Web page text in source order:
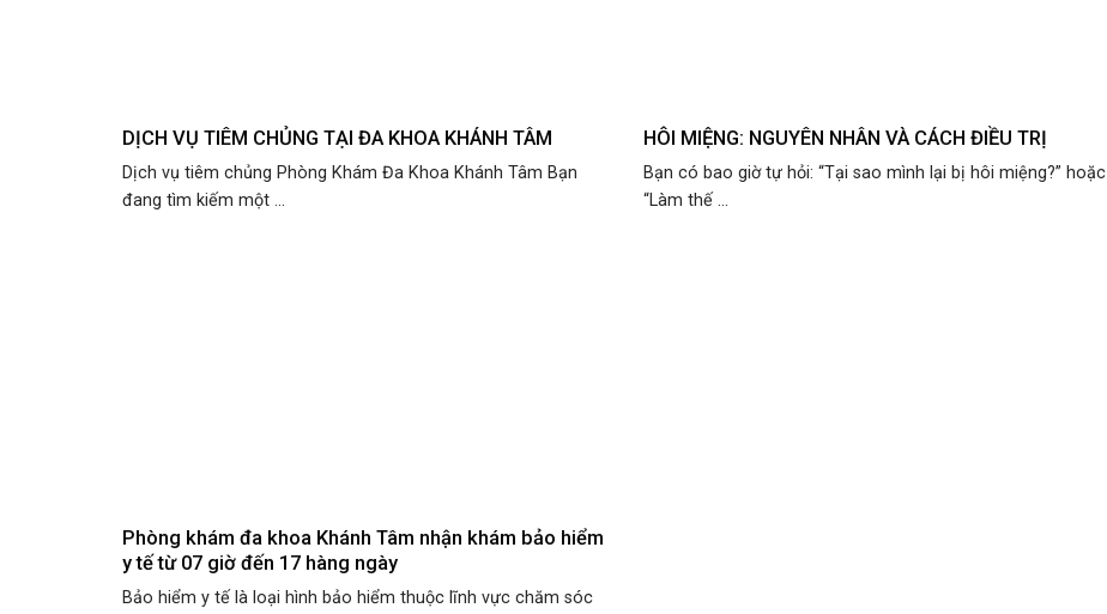
DỊCH VỤ TIÊM CHỦNG TẠI ĐA KHOA KHÁNH TÂM
Dịch vụ tiêm chủng Phòng Khám Đa Khoa Khánh Tâm Bạn
đang tìm kiếm một ...
HÔI MIỆNG: NGUYÊN NHÂN VÀ CÁCH ĐIỀU TRỊ
Bạn có bao giờ tự hỏi: “Tại sao mình lại bị hôi miệng?” hoặc
“Làm thế ...
Phòng khám đa khoa Khánh Tâm nhận khám bảo hiểm
y tế từ 07 giờ đến 17 hàng ngày
Bảo hiểm y tế là loại hình bảo hiểm thuộc lĩnh vực chăm sóc